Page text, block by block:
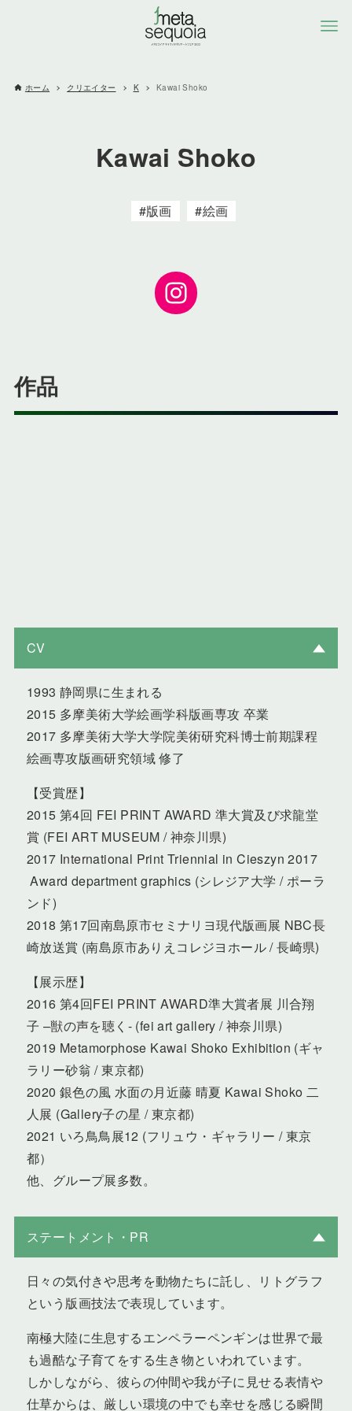
ホーム クリエイター K Kawai Shoko
Kawai Shoko
版画 絵画
Instagram
作品
CV
1993 静岡県に生まれる
2015 多摩美術大学絵画学科版画専攻 卒業
2017 多摩美術大学大学院美術研究科博士前期課程
絵画専攻版画研究領域 修了
【受賞歴】
2015 第4回 FEI PRINT AWARD 準大賞及び求龍堂
賞 (FEI ART MUSEUM / 神奈川県)
2017 International Print Triennial in Cieszyn 2017
Award department graphics (シレジア大学 / ポーラ
ンド)
2018 第17回南島原市セミナリヨ現代版画展 NBC長
崎放送賞 (南島原市ありえコレジヨホール / 長崎県)
【展示歴】
2016 第4回FEI PRINT AWARD準大賞者展 川合翔
子 –獣の声を聴く- (fei art gallery / 神奈川県)
2019 Metamorphose Kawai Shoko Exhibition (ギャ
ラリー砂翁 / 東京都)
2020 銀色の風 水面の月近藤 晴夏 Kawai Shoko 二
人展 (Gallery子の星 / 東京都)
2021 いろ鳥鳥展12 (フリュウ・ギャラリー / 東京
都）
他、グループ展多数。
ステートメント・PR
日々の気付きや思考を動物たちに託し、リトグラフ
という版画技法で表現しています。
南極大陸に生息するエンペラーペンギンは世界で最
も過酷な子育てをする生き物といわれています。
しかしながら、彼らの仲間や我が子に見せる表情や
仕草からは、厳しい環境の中でも幸せを感じる瞬間